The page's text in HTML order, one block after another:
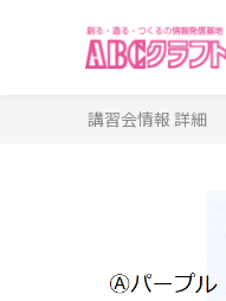
講習会情報 詳細